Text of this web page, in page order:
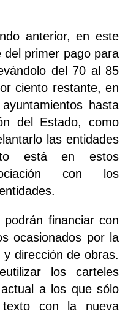
anterior, en este
primer pago para
del 70 al 85
ciento restante, en
hasta
del Estado, como
las entidades
está en estos
con los
financiar con
ocasionados por la
dirección de obras.
los carteles
a los que sólo
con la nueva